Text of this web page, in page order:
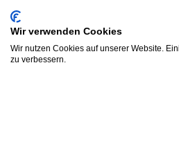
Wir verwenden Cookies
Wir nutzen Cookies auf unserer Website.
zu verbessern.